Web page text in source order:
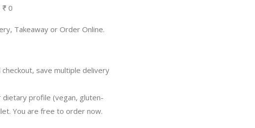
₹ 0
Takeaway or Order Online.
save multiple delivery
profile (vegan, gluten-
You are free to order now.